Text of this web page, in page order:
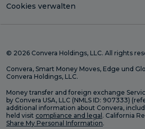
Cookies verwalten
© 2026 Convera Holdings, LLC. All rights
Convera, Smart Money Moves, Edge und
Convera Holdings, LLC.
Money transfer and foreign exchange
by Convera USA, LLC (NMLS ID: 907333)
additional information about Convera,
held visit compliance and legal. California
Share My Personal Information.